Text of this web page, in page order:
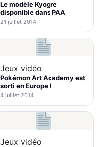
Le modèle Kyogre
disponible dans PAA
21 juillet 2014
Jeux vidéo
Pokémon Art Academy est
sorti en Europe !
4 juillet 2014
Jeux vidéo